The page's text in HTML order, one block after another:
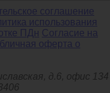
соглашение
использования
ПДн Cогласие на
оферта о
д.6, офис 134